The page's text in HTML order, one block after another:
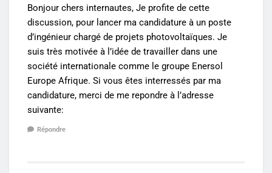
Bonjour chers internautes, Je profite de cette
discussion, pour lancer ma candidature à un poste
d’ingénieur chargé de projets photovoltaïques. Je
suis très motivée à l’idée de travailler dans une
société internationale comme le groupe Enersol
Europe Afrique. Si vous êtes interressés par ma
candidature, merci de me repondre à l’adresse
suivante:
Répondre